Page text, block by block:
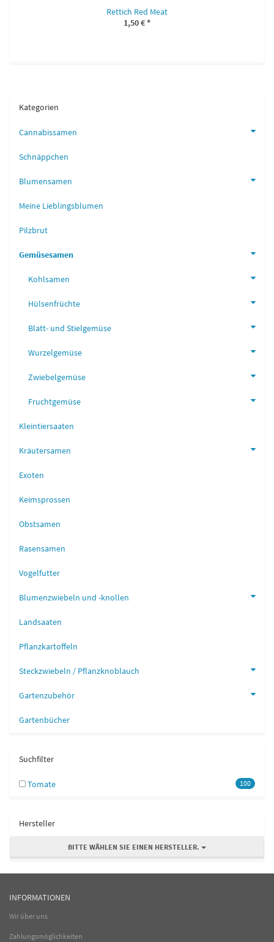
Rettich Red Meat
1,50 €*
Kategorien
Cannabissamen
Schnäppchen
Blumensamen
Meine Lieblingsblumen
Pilzbrut
Gemüsesamen
Kohlsamen
Hülsenfrüchte
Blatt- und Stielgemüse
Wurzelgemüse
Zwiebelgemüse
Fruchtgemüse
Kleintiersaaten
Kräutersamen
Exoten
Keimsprossen
Obstsamen
Rasensamen
Vogelfutter
Blumenzwiebeln und -knollen
Landsaaten
Pflanzkartoffeln
Steckzwiebeln / Pflanzknoblauch
Gartenzubehör
Gartenbücher
Suchfilter
100
Tomate
Hersteller
BITTE WÄHLEN SIE EINEN HERSTELLER.
INFORMATIONEN
Wir über uns
Zahlungsmöglichkeiten